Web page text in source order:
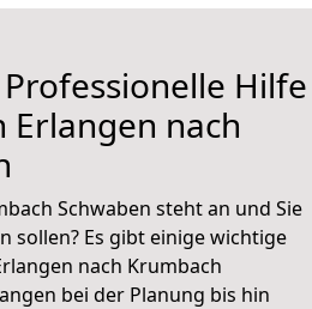
Hilfe
nach
Schwaben steht an und Sie
sollen? Es gibt einige wichtige
nach Krumbach
bei der Planung bis hin